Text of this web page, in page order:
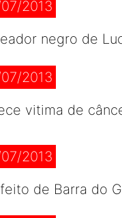
2013
negro de
2013
vitima de
2013
de Barra do